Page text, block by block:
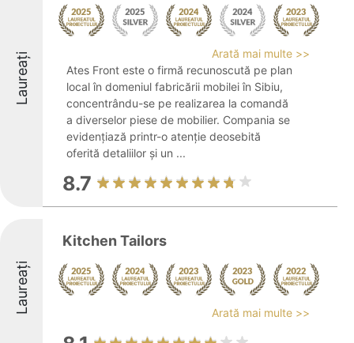
Laureați
Arată mai multe >>
Ates Front este o firmă recunoscută pe plan
local în domeniul fabricării mobilei în Sibiu,
concentrându-se pe realizarea la comandă
a diverselor piese de mobilier. Compania se
evidențiază printr-o atenție deosebită
oferită detaliilor și un ...
8.7
Laureați
Kitchen Tailors
Arată mai multe >>